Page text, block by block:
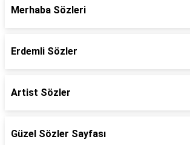
Merhaba Sözleri
Erdemli Sözler
Artist Sözler
Güzel Sözler Sayfası